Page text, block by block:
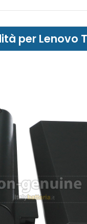
per Lenovo